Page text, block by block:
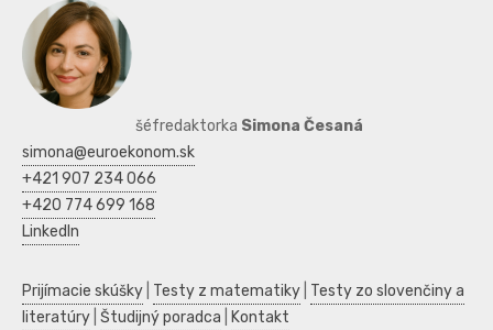
šéfredaktorka Simona Česaná
simona@euroekonom.sk
+421 907 234 066
+420 774 699 168
LinkedIn
Prijímacie skúšky Testy z matematiky Testy zo slovenčiny a
literatúry Študijný poradca Kontakt